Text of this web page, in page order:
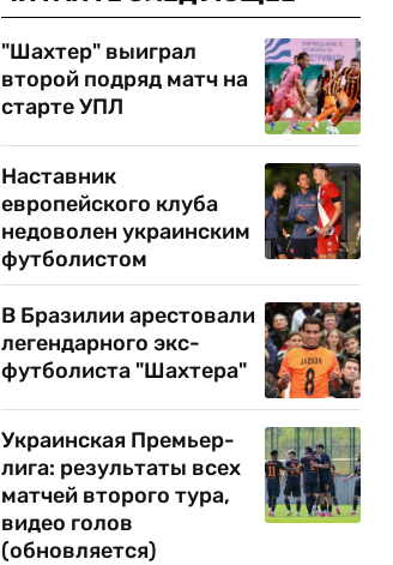
"Шахтер" выиграл
второй подряд матч на
старте УПЛ
Наставник
европейского клуба
недоволен украинским
футболистом
В Бразилии арестовали
легендарного экс-
футболиста "Шахтера"
Украинская Премьер-
лига: результаты всех
матчей второго тура,
видео голов
(обновляется)